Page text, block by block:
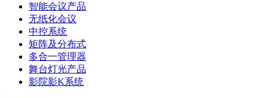
智能会议产品
无纸化会议
中控系统
矩阵及分布式
多合一管理器
舞台灯光产品
影院影K系统